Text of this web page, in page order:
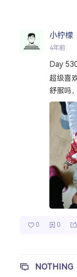
小柠檬
4年前
Day
超级喜
舒服吗
0 0
NOTHING